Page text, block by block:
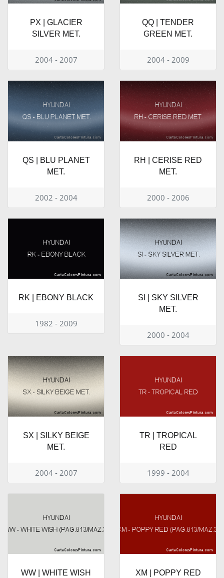
PX | GLACIER
SILVER MET.
2004 - 2007
QQ | TENDER
GREEN MET.
2004 - 2009
QS | BLU PLANET
MET.
2002 - 2004
RH | CERISE RED
MET.
2000 - 2006
RK | EBONY BLACK
1982 - 2009
SI | SKY SILVER
MET.
2000 - 2004
SX | SILKY BEIGE
MET.
2004 - 2007
TR | TROPICAL
RED
1999 - 2004
WW | WHITE WISH
XM | POPPY RED